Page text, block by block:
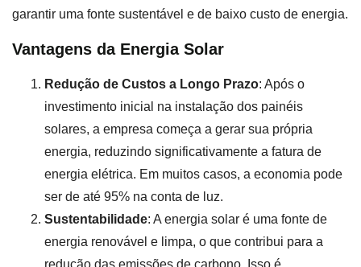
garantir uma fonte sustentável e de baixo custo de energia.
Vantagens da Energia Solar
Redução de Custos a Longo Prazo: Após o
investimento inicial na instalação dos painéis
solares, a empresa começa a gerar sua própria
energia, reduzindo significativamente a fatura de
energia elétrica. Em muitos casos, a economia pode
ser de até 95% na conta de luz.
Sustentabilidade: A energia solar é uma fonte de
energia renovável e limpa, o que contribui para a
redução das emissões de carbono. Isso é